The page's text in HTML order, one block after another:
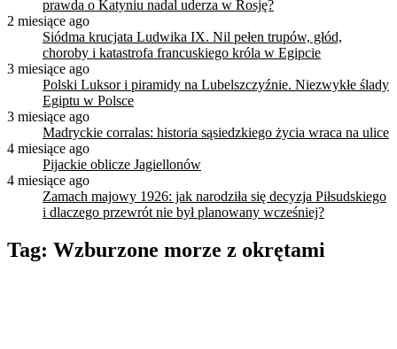
prawda o Katyniu nadal uderza w Rosję?
2 miesiące ago
Siódma krucjata Ludwika IX. Nil pełen trupów, głód,
choroby i katastrofa francuskiego króla w Egipcie
3 miesiące ago
Polski Luksor i piramidy na Lubelszczyźnie. Niezwykłe ślady
Egiptu w Polsce
3 miesiące ago
Madryckie corralas: historia sąsiedzkiego życia wraca na ulice
4 miesiące ago
Pijackie oblicze Jagiellonów
4 miesiące ago
Zamach majowy 1926: jak narodziła się decyzja Piłsudskiego
i dlaczego przewrót nie był planowany wcześniej?
Tag: Wzburzone morze z okrętami